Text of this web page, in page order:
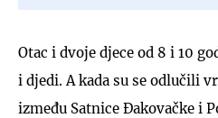
Otac i dvoje djece od 8 i 10
i djedi. A kada su se odlučili
između Satnice Đakovačke i